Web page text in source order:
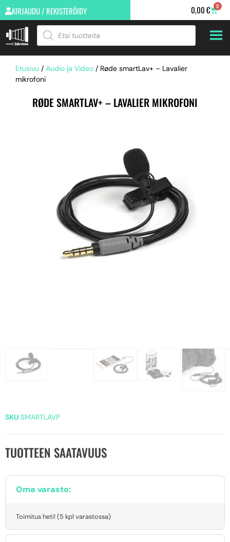
KIRJAUDU / REKISTERÖIDY 0,00€ 0
Etusivu / Audio ja Video / Røde smartLav+ – Lavalier
mikrofoni
RØDE SMARTLAV+ – LAVALIER MIKROFONI
SKU SMARTLAVP
TUOTTEEN SAATAVUUS
Oma varasto:
Toimitus heti! (5 kpl varastossa)